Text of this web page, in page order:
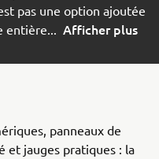
pas une option ajoutée
entière... Afficher plus
panneaux de
et jauges pratiques : la